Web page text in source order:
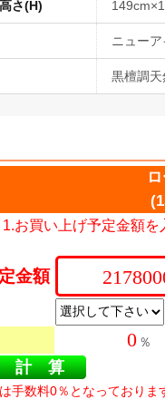
さ(H)
ニュー
黒檀調天
1.お買い上げ予定金額を
金額
％
手数料0％となっておりま